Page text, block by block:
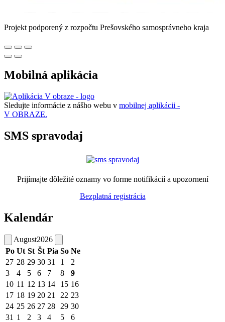
Projekt podporený z rozpočtu Prešovského samosprávneho kraja
Mobilná aplikácia
Sledujte informácie z nášho webu v mobilnej aplikácii -
V OBRAZE.
SMS spravodaj
Prijímajte dôležité oznamy vo forme notifikácií a upozornení
Bezplatná registrácia
Kalendár
August2026
Po Ut St Št Pia So Ne
27 28 29 30 31 1
2
3
4 5 6 7 8
9
10 11 12 13 14 15 16
17 18 19 20 21 22 23
24 25 26 27 28 29 30
31 1 2 3 4 5 6